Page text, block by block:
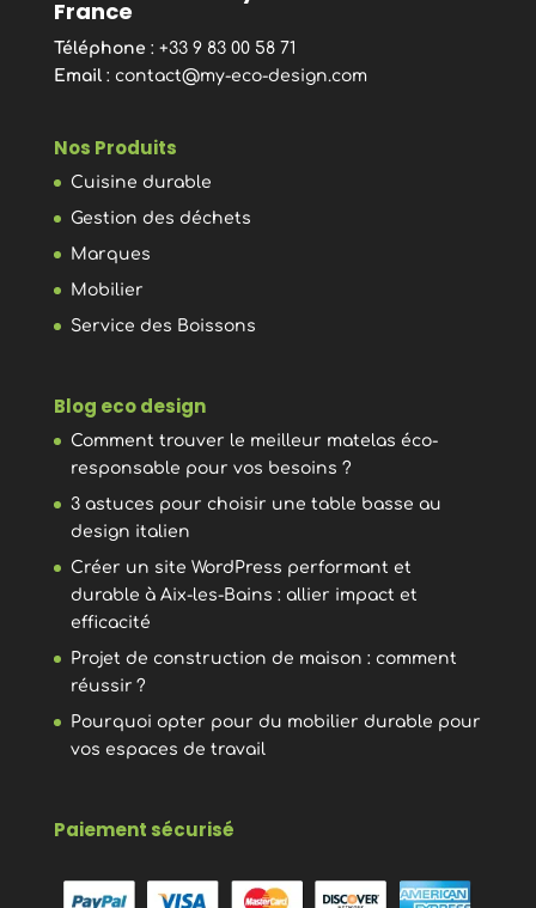
France
Téléphone : +33 9 83 00 58 71
Email: contact@my-eco-design.com
Nos Produits
Cuisine durable
Gestion des déchets
Marques
Mobilier
Service des Boissons
Blog eco design
Comment trouver le meilleur matelas éco-
responsable pour vos besoins ?
3 astuces pour choisir une table basse au
design italien
Créer un site WordPress performant et
durable à Aix-les-Bains : allier impact et
efficacité
Projet de construction de maison : comment
réussir ?
Pourquoi opter pour du mobilier durable pour
vos espaces de travail
Paiement sécurisé